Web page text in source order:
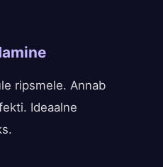
ripsmele. Annab
Ideaalne